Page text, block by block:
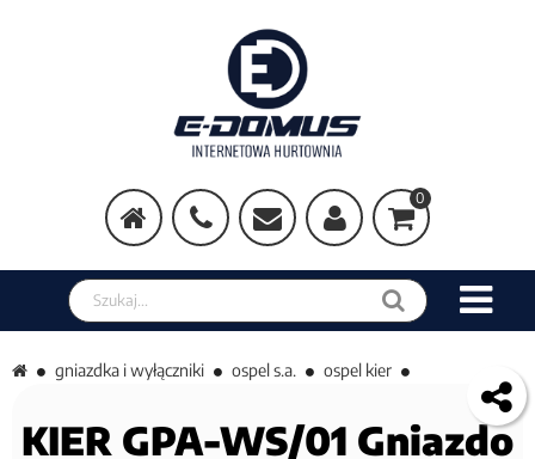
0
Szukaj w sklepie
gniazdka i wyłączniki ospel s.a. ospel kier
KIER GPA-WS/01 Gniazdo